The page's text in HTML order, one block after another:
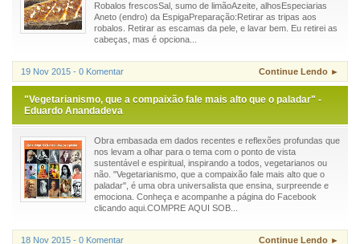
Robalos frescosSal, sumo de limãoAzeite, alhosEspeciarias
Aneto (endro) da EspigaPreparação:Retirar as tripas aos
robalos. Retirar as escamas da pele, e lavar bem. Eu retirei as
cabeças, mas é opciona...
19 Nov 2015 - 0 Komentar Continue Lendo ►
"Vegetarianismo, que a compaixão fale mais alto que o paladar" -
Eduardo Anandadeva
Obra embasada em dados recentes e reflexões profundas que
nos levam a olhar para o tema com o ponto de vista
sustentável e espiritual, inspirando a todos, vegetarianos ou
não. "Vegetarianismo, que a compaixão fale mais alto que o
paladar", é uma obra universalista que ensina, surpreende e
emociona. Conheça e acompanhe a página do Facebook
clicando aqui.COMPRE AQUI SOB...
18 Nov 2015 - 0 Komentar Continue Lendo ►